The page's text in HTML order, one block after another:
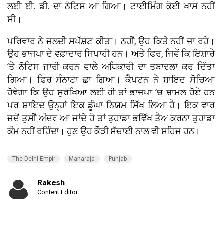
ਲਈ ਈ. ਡੀ. ਦਾ ਨੋਟਿਸ ਆ ਗਿਆ। ਟਾਈਮਿੰਗ ਕੋਈ ਖਾਸ ਨਹੀਂ
ਸੀ।
ਪਰਿਵਾਰ ਨੇ ਜਲਦੀ ਸਪੱਸ਼ਟ ਕੀਤਾ। ਨਹੀਂ, ਉਹ ਕਿਤੇ ਨਹੀਂ ਜਾ ਰਹੇ।
ਉਹ ਭਾਜਪਾ ਦੇ ਵਫ਼ਾਦਾਰ ਸਿਪਾਹੀ ਹਨ। ਅਤੇ ਫਿਰ, ਜਿਵੇਂ ਕਿ ਇਸ਼ਾਰੇ
’ਤੇ ਨੋਟਿਸ ਜਾਰੀ ਕਰਨ ਵਾਲੇ ਅਧਿਕਾਰੀ ਦਾ ਤਬਾਦਲਾ ਕਰ ਦਿੱਤਾ
ਗਿਆ। ਫਿਰ ਸੰਨਾਟਾ ਛਾ ਗਿਆ। ਕੈਪਟਨ ਨੇ ਸ਼ਾਇਦ ਸੋਚਿਆ
ਹੋਵੇਗਾ ਕਿ ਉਹ ਸੁਰੱਖਿਆ ਲਈ ਹੀ ਤਾਂ ਭਾਜਪਾ ’ਚ ਸ਼ਾਮਲ ਹੋਏ ਹਨ
ਪਰ ਸ਼ਾਇਦ ਉਨ੍ਹਾਂ ਇਕ ਡੂੰਘਾ ਨਿਯਮ ਸਿੱਖ ਲਿਆ ਹੈ। ਇਕ ਵਾਰ
ਜਦੋਂ ਤੁਸੀਂ ਅੰਦਰ ਆ ਜਾਂਦੇ ਹੋ ਤਾਂ ਤੁਹਾਡਾ ਭਵਿੱਖ ਤੈਅ ਕਰਨਾ ਤੁਹਾਡਾ
ਕੰਮ ਨਹੀਂ ਰਹਿੰਦਾ। ਹੁਣ ਉਹ ਕੌੜੀ ਸੱਚਾਈ ਨਾਲ ਵੀ ਸਹਿਜ ਹਨ।
The Delhi Empir Maharaja Punjab
Rakesh
Content Editor